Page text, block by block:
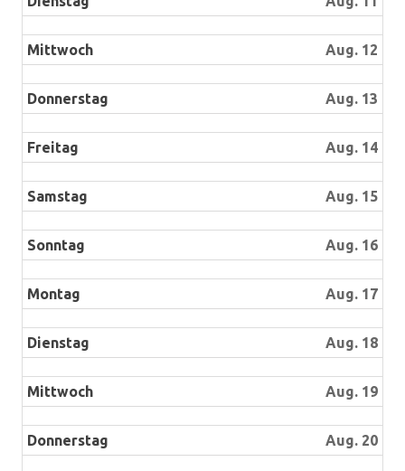
Mittwoch Aug. 12
Donnerstag Aug. 13
Freitag Aug. 14
Samstag Aug. 15
Sonntag Aug. 16
Montag Aug. 17
Dienstag Aug. 18
Mittwoch Aug. 19
Donnerstag Aug. 20